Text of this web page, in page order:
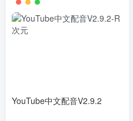
YouTube中文配音V2.9.2